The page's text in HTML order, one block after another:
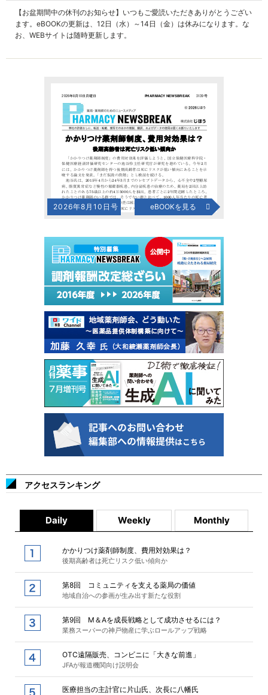
【お盆期間中の休刊のお知らせ】いつもご愛読いただきありがとうござい
ます。eBOOKの更新は、12日（水）～14日（金）は休みになります。な
お、WEBサイトは随時更新します。
2026年8月10日号 eBOOKを見る
アクセスランキング
Daily Weekly Monthly
かかりつけ薬剤師制度、費用対効果は？
後期高齢者は死亡リスク低い傾向か
第8回 コミュニティを支える薬局の価値
地域自治への参画が生み出す新たな役割
第9回 M＆Aを成長戦略として成功させるには？
業務スーパーの神戸物産に学ぶロールアップ戦略
OTC遠隔販売、コンビニに「大きな前進」
JFAが報道機関向け説明会
医療担当の主計官に片山氏、次長に八幡氏